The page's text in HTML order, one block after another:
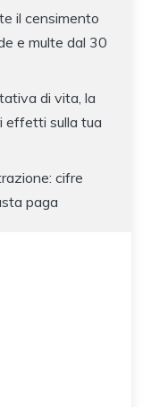
il censimento
e multe dal 30
di vita, la
effetti sulla tua
cifre
paga